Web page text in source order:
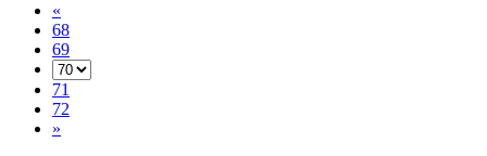
«
68
69
71
72
»